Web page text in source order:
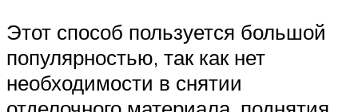
Этот способ пользуется большой
популярностью, так как нет
необходимости в снятии